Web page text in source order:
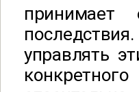
управлять